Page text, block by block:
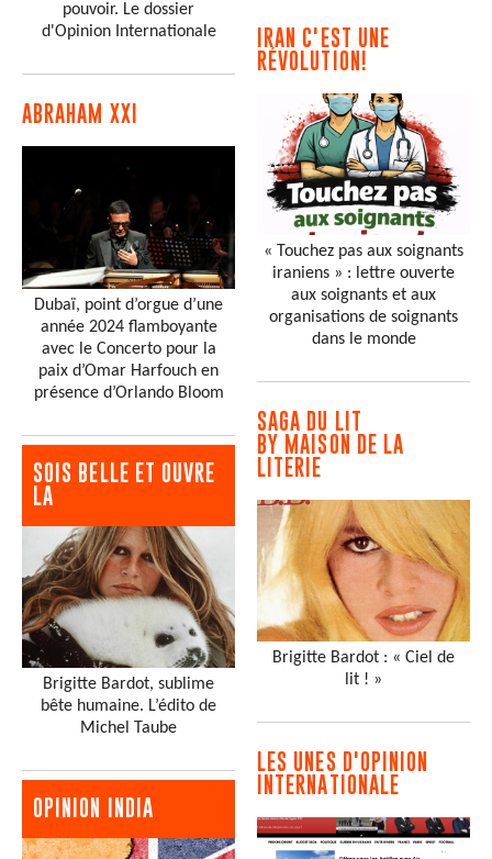
pouvoir. Le dossier
d'Opinion Internationale
ABRAHAM XXI
Dubaï, point d’orgue d’une
année 2024 flamboyante
avec le Concerto pour la
paix d’Omar Harfouch en
présence d’Orlando Bloom
SOIS BELLE ET OUVRE
LA
Brigitte Bardot, sublime
bête humaine. L’édito de
Michel Taube
OPINION INDIA
IRAN C'EST UNE
RÉVOLUTION!
« Touchez pas aux soignants
iraniens » : lettre ouverte
aux soignants et aux
organisations de soignants
dans le monde
SAGA DU LIT
BY MAISON DE LA
LITERIE
Brigitte Bardot : « Ciel de
lit ! »
LES UNES D'OPINION
INTERNATIONALE